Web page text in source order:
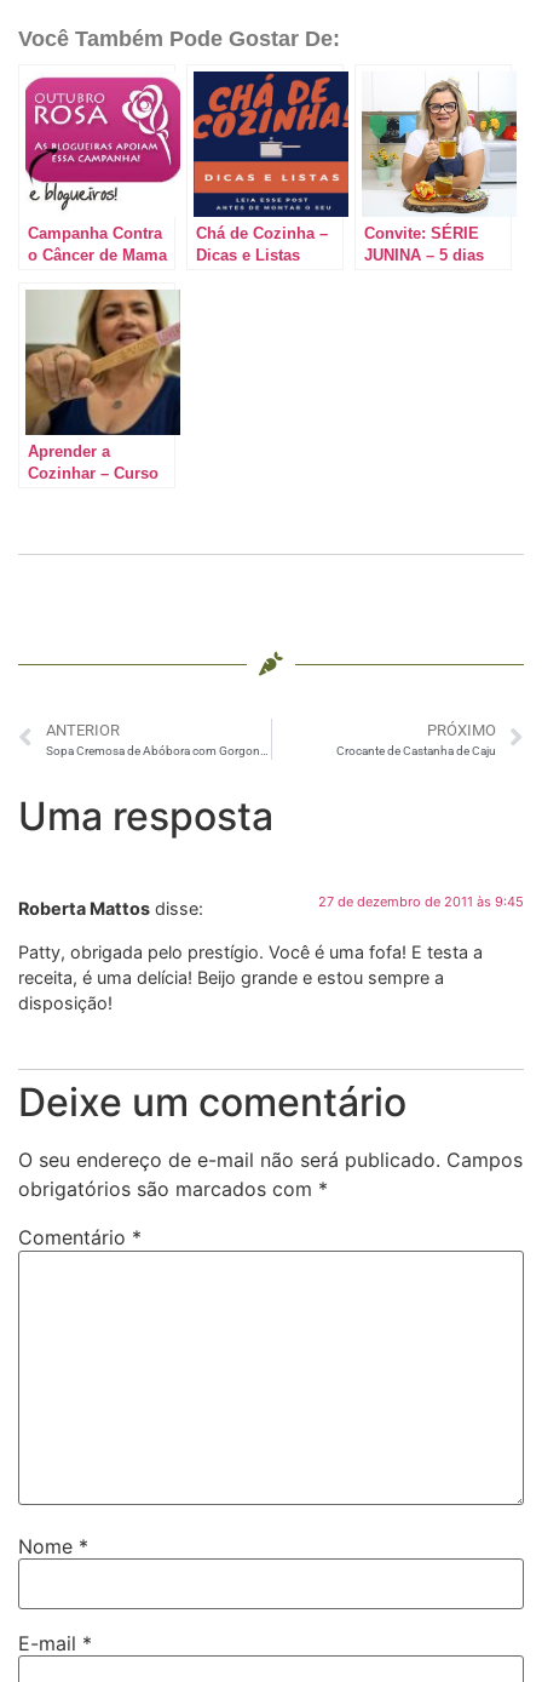
Você Também Pode Gostar De:
Campanha Contra
o Câncer de Mama
Chá de Cozinha –
Dicas e Listas
Convite: SÉRIE
JUNINA – 5 dias
Aprender a
Cozinhar – Curso
ANTERIOR
Sopa Cremosa de Abóbora com Gorgonzola
PRÓXIMO
Crocante de Castanha de Caju
Uma resposta
Roberta Mattos disse: 27 de dezembro de 2011 às 9:45
Patty, obrigada pelo prestígio. Você é uma fofa! E testa a
receita, é uma delícia! Beijo grande e estou sempre a
disposição!
Deixe um comentário
O seu endereço de e-mail não será publicado. Campos
obrigatórios são marcados com *
Comentário *
Nome *
E-mail *